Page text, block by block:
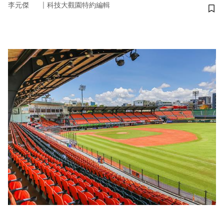
李元傑 ｜ 科技大觀園特約編輯
儲